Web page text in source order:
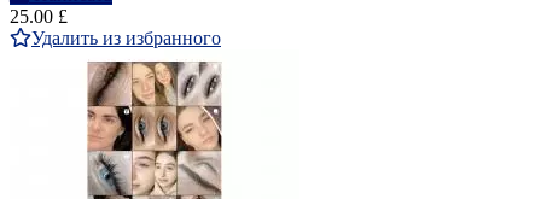
25.00 £
Удалить из избранного